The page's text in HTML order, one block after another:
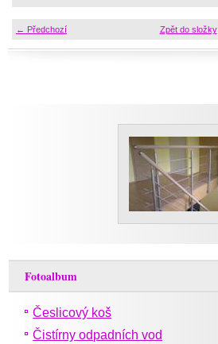
← Předchozí Zpět do složky
Fotoalbum
Česlicový koš
Čistírny odpadních vod